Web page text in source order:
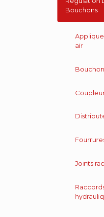
Bouchons
air
Joints